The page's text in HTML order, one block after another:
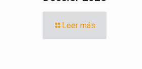
Leer más